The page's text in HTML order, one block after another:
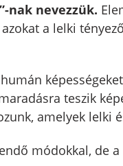
nak nevezzük.
a lelki
teszik
amelyek lelki
módokkal, de